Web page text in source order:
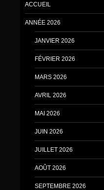
ACCUEIL
ANNÉE 2026
JANVIER 2026
FÉVRIER 2026
MARS 2026
AVRIL 2026
MAI 2026
JUIN 2026
JUILLET 2026
AOÛT 2026
SEPTEMBRE 2026